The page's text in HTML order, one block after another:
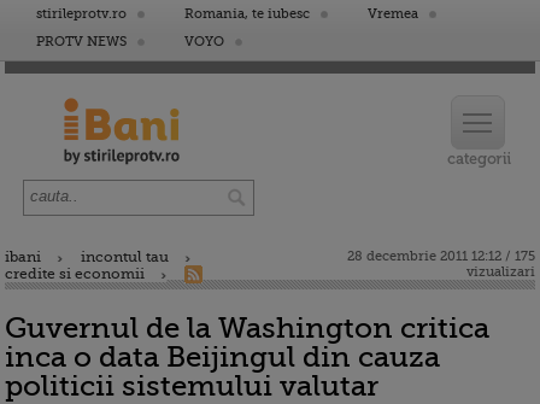
stirileprotv.ro Romania, te iubesc
Vremea
PROTV NEWS
VOYO
ibani
incontul tau
credite si economii
28 decembrie 2011 12:12 / 175
vizualizari
Guvernul de la Washington critica
inca o data Beijingul din cauza
politicii sistemului valutar